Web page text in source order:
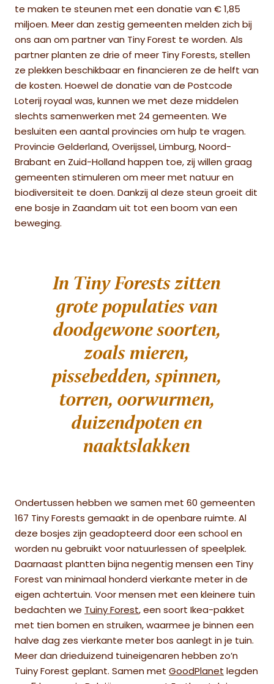
te maken te steunen met een donatie van € 1,85
miljoen. Meer dan zestig gemeenten melden zich bij
ons aan om partner van Tiny Forest te worden. Als
partner planten ze drie of meer Tiny Forests, stellen
ze plekken beschikbaar en financieren ze de helft van
de kosten. Hoewel de donatie van de Postcode
Loterij royaal was, kunnen we met deze middelen
slechts samenwerken met 24 gemeenten. We
besluiten een aantal provincies om hulp te vragen.
Provincie Gelderland, Overijssel, Limburg, Noord-
Brabant en Zuid-Holland happen toe, zij willen graag
gemeenten stimuleren om meer met natuur en
biodiversiteit te doen. Dankzij al deze steun groeit dit
ene bosje in Zaandam uit tot een boom van een
beweging.
In Tiny Forests zitten
grote populaties van
doodgewone soorten,
zoals mieren,
pissebedden, spinnen,
torren, oorwurmen,
duizendpoten en
naaktslakken
Ondertussen hebben we samen met 60 gemeenten
167 Tiny Forests gemaakt in de openbare ruimte. Al
deze bosjes zijn geadopteerd door een school en
worden nu gebruikt voor natuurlessen of speelplek.
Daarnaast plantten bijna negentig mensen een Tiny
Forest van minimaal honderd vierkante meter in de
eigen achtertuin. Voor mensen met een kleinere tuin
bedachten we Tuiny Forest, een soort Ikea-pakket
met tien bomen en struiken, waarmee je binnen een
halve dag zes vierkante meter bos aanlegt in je tuin.
Meer dan drieduizend tuineigenaren hebben zo’n
Tuiny Forest geplant. Samen met GoodPlanet legden